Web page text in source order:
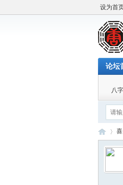
设为首
论坛
八
›